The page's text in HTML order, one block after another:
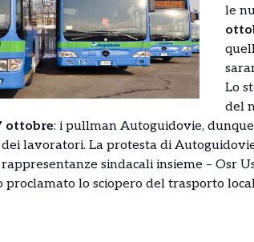
le
Lo
del
ottobre: i pullman Autoguidovie,
lavoratori. La protesta di
sindacali insieme – Osr
lo sciopero del trasporto